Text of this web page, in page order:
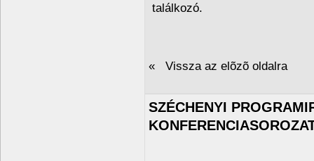
találkozó.
« Vissza az elõzõ oldalra
SZÉCHENYI